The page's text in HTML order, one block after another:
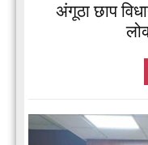
अंगूठा छाप